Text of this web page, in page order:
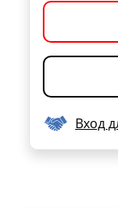
Вход